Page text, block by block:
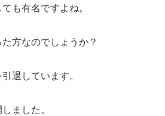
も有名ですよね。
方なのでしょうか？
退しています。
ました。